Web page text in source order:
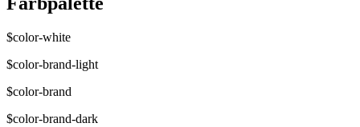
$color-white
$color-brand-light
$color-brand
$color-brand-dark